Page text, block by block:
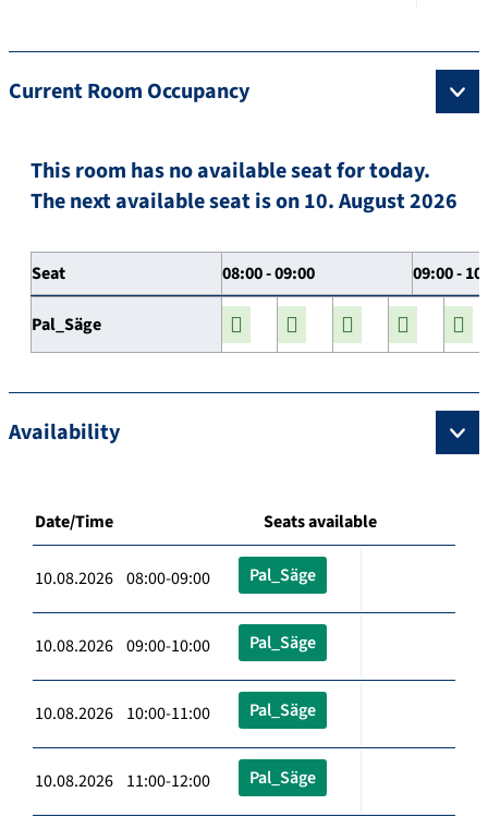
Current Room Occupancy
This room has no available seat for today.
The next available seat is on 10. August 2026
Seat 08:00 - 09:00 09:00 -
Pal_Säge
Availability
Date/Time Seats available
10.08.2026 08:00-09:00 Pal_Säge
10.08.2026 09:00-10:00 Pal_Säge
10.08.2026 10:00-11:00 Pal_Säge
10.08.2026 11:00-12:00 Pal_Säge